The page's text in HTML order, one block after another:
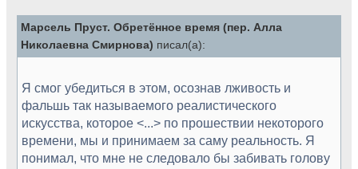
Марсель Пруст. Обретённое время (пер. Алла
Николаевна Смирнова) писал(а):
Я смог убедиться в этом, осознав лживость и
фальшь так называемого реалистического
искусства, которое <...> по прошествии некоторого
времени, мы и принимаем за саму реальность. Я
понимал, что мне не следовало бы забивать голову